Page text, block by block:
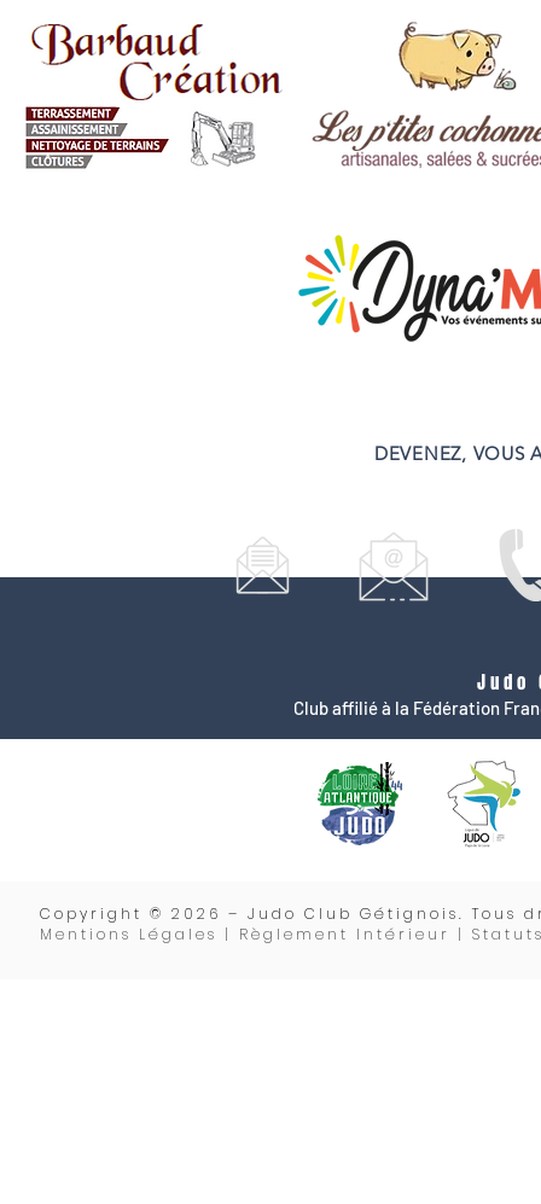
DEVENEZ, VOUS
Judo
Club affilié à la Fédération
Copyrigh t © 2026 – Judo Club Gétignois. Tous
Mentions Légales | Règlement Intérieur |